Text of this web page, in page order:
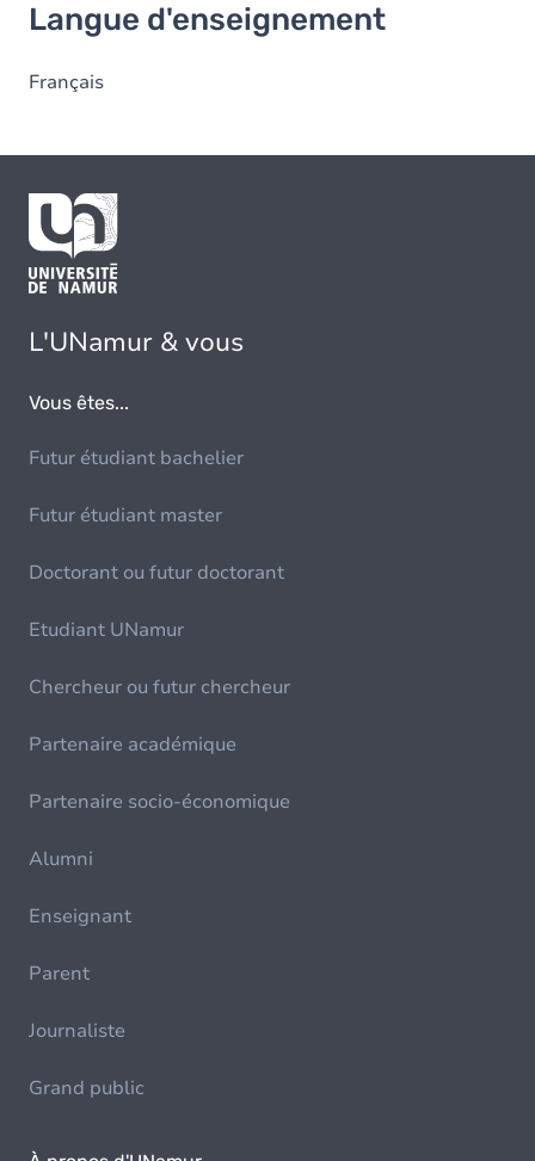
Langue d'enseignement
Français
L'UNamur & vous
Vous êtes...
Futur étudiant bachelier
Futur étudiant master
Doctorant ou futur doctorant
Etudiant UNamur
Chercheur ou futur chercheur
Partenaire académique
Partenaire socio-économique
Alumni
Enseignant
Parent
Journaliste
Grand public